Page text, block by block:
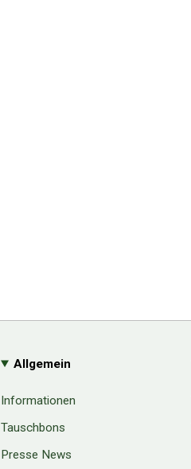
Allgemein
Informationen
Tauschbons
Presse News